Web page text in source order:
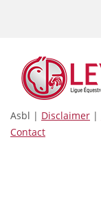
Asbl | Disclaimer |
Contact